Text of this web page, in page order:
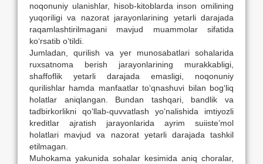
noqonuniy ulanishlar, hisob-kitoblarda inson omilining
yuqoriligi va nazorat jarayonlarining yetarli darajada
raqamlashtirilmagani mavjud muammolar sifatida
ko‘rsatib o‘tildi.
Jumladan, qurilish va yer munosabatlari sohalarida
ruxsatnoma berish jarayonlarining murakkabligi,
shaffoflik yetarli darajada emasligi, noqonuniy
qurilishlar hamda manfaatlar to‘qnashuvi bilan bog‘liq
holatlar aniqlangan. Bundan tashqari, bandlik va
tadbirkorlikni qo‘llab-quvvatlash yo‘nalishida imtiyozli
kreditlar ajratish jarayonlarida ayrim suiisteʼmol
holatlari mavjud va nazorat yetarli darajada tashkil
etilmagan.
Muhokama yakunida sohalar kesimida aniq choralar,